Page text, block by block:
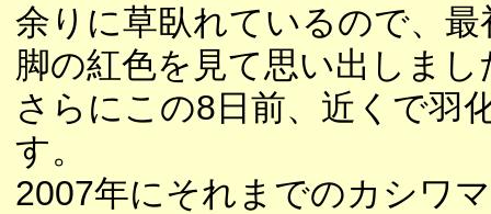
余りに草臥れているので、
脚の紅色を見て思い出しまし
さらにこの8日前、近くで羽
す。
2007年にそれまでのカシワ